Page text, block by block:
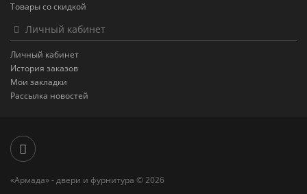
Товары со скидкой
Личный кабинет
Личный кабинет
История заказов
Мои закладки
Рассылка новостей
«Армада» - двери и фурнитура © 2026